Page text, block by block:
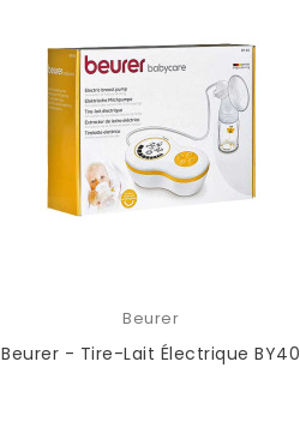
Beurer
Beurer - Tire-Lait Électrique BY40